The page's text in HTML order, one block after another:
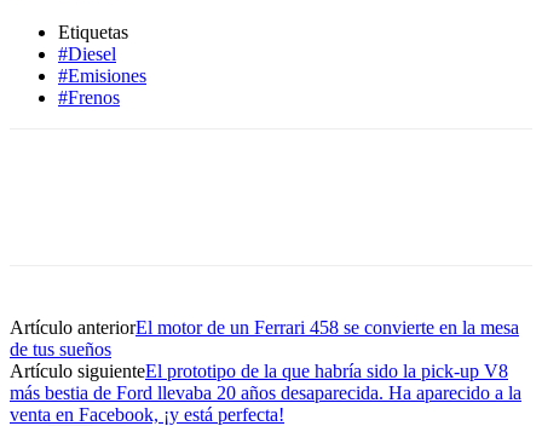
Etiquetas
#Diesel
#Emisiones
#Frenos
Artículo anteriorEl motor de un Ferrari 458 se convierte en la mesa
de tus sueños
Artículo siguienteEl prototipo de la que habría sido la pick-up V8
más bestia de Ford llevaba 20 años desaparecida. Ha aparecido a la
venta en Facebook, ¡y está perfecta!